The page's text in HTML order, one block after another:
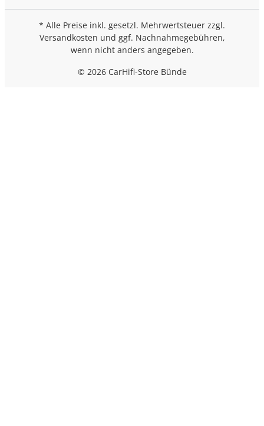
* Alle Preise inkl. gesetzl. Mehrwertsteuer zzgl.
Versandkosten und ggf. Nachnahmegebühren,
wenn nicht anders angegeben.
© 2026 CarHifi-Store Bünde